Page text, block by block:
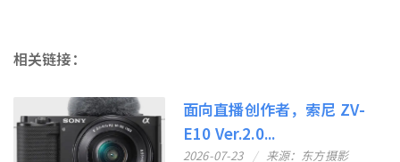
相关链接：
面向直播创作者，索尼 ZV-
E10 Ver.2.0...
2026-07-23 来源：东方摄影